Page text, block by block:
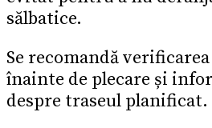
sălbatice.
Se recomandă
înainte de plecare și
despre traseul planificat.